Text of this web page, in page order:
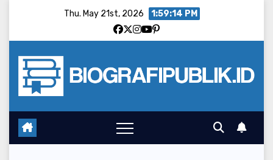
content
Thu. May 21st, 2026 1:59:15 PM